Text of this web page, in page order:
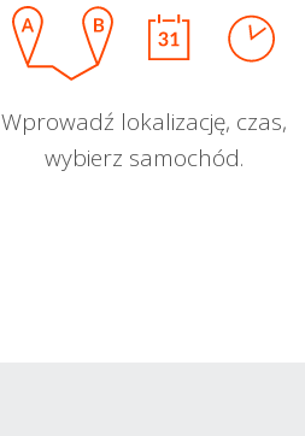
Wprowadź lokalizację, czas,
wybierz samochód.